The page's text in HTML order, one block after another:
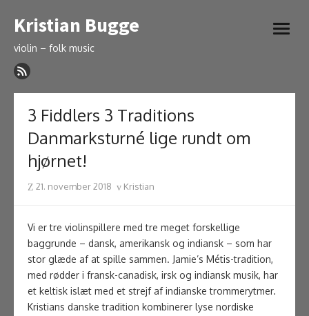
to
Kristian Bugge
violin – folk music
open
3 Fiddlers 3 Traditions
Danmarksturné lige rundt om
hjørnet!
Posted
21. november 2018 Author
Kristian
Vi er tre violinspillere med tre meget forskellige
baggrunde – dansk, amerikansk og indiansk – som har
stor glæde af at spille sammen. Jamie’s Métis-tradition,
med rødder i fransk-canadisk, irsk og indiansk musik, har
et keltisk islæt med et strejf af indianske trommerytmer.
Kristians danske tradition kombinerer lyse nordiske